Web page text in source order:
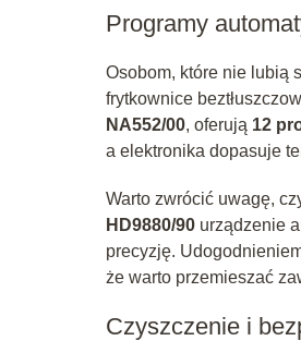
Programy
Osobom, które nie lubią
frytkownice
NA552/00, oferują 12
a elektronika dopasuje
Warto zwrócić uwagę,
HD9880/90 urządzenie
precyzję.
że warto przemieszać
Czyszczenie i